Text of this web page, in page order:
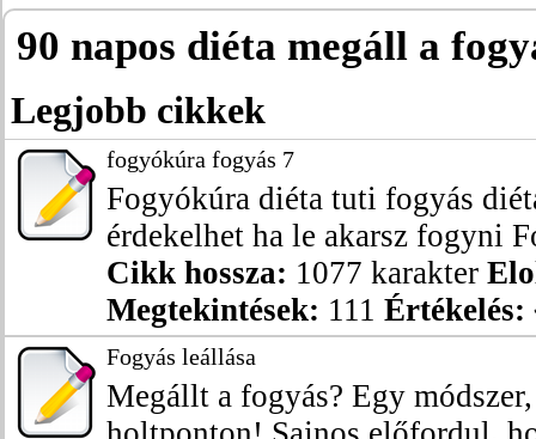
90 napos diéta megáll a
Legjobb cikkek
fogyókúra fogyás 7
Fogyókúra diéta tuti fogyás
érdekelhet ha le akarsz fogyni
Cikk hossza: 1077 karakter
Megtekintések: 111 Értékelés:
Fogyás leállása
Megállt a fogyás? Egy